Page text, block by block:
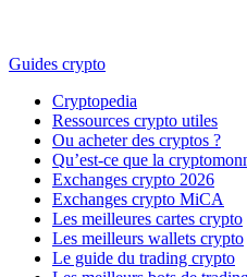
Guides crypto
Cryptopedia
Ressources crypto utiles
Ou acheter des cryptos ?
Qu’est-ce que la
Exchanges crypto 2026
Exchanges crypto MiCA
Les meilleures cartes crypto
Les meilleurs wallets crypto
Le guide du trading crypto